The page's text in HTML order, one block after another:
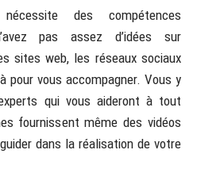
des compétences
pas assez d’idées sur
sites web, les réseaux sociaux
pour vous accompagner. Vous y
qui vous aideront à tout
fournissent même des vidéos
dans la réalisation de votre